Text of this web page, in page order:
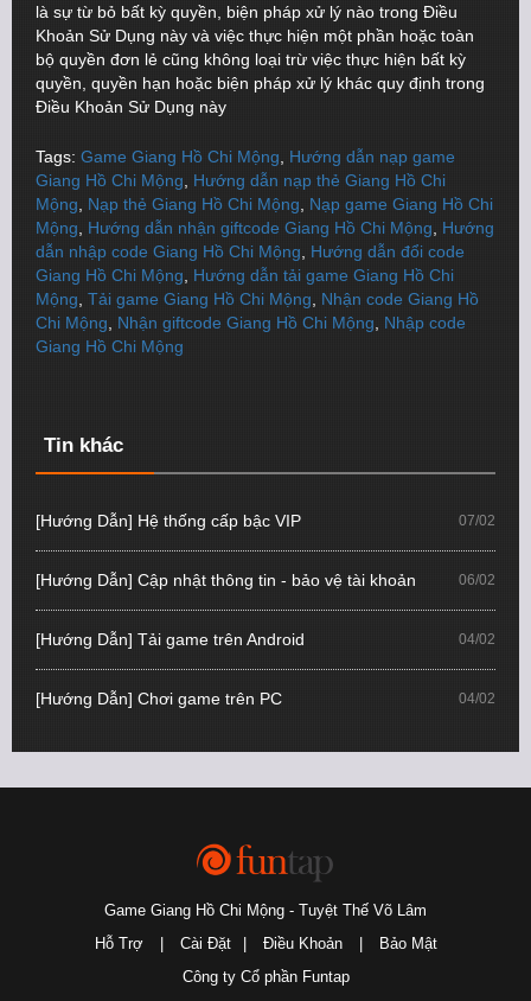
là sự từ bỏ bất kỳ quyền, biện pháp xử lý nào trong Điều
Khoản Sử Dụng này và việc thực hiện một phần hoặc toàn
bộ quyền đơn lẻ cũng không loại trừ việc thực hiện bất kỳ
quyền, quyền hạn hoặc biện pháp xử lý khác quy định trong
Điều Khoản Sử Dụng này
Tags: Game Giang Hồ Chi Mộng
Hướng dẫn nạp game
Giang Hồ Chi Mộng
Hướng dẫn nạp thẻ Giang Hồ Chi
Mộng
Nạp thẻ Giang Hồ Chi Mộng
Nạp game Giang Hồ Chi
Mộng
Hướng dẫn nhận giftcode Giang Hồ Chi Mộng
Hướng
dẫn nhập code Giang Hồ Chi Mộng
Hướng dẫn đổi code
Giang Hồ Chi Mộng
Hướng dẫn tải game Giang Hồ Chi
Mộng Tải game Giang Hồ Chi Mộng
Nhận code Giang Hồ
Chi Mộng
Nhận giftcode Giang Hồ Chi Mộng
Nhập code
Giang Hồ Chi Mộng
Tin khác
[Hướng Dẫn] Hệ thống cấp bậc VIP 07/02
[Hướng Dẫn] Cập nhật thông tin - bảo vệ tài khoản 06/02
[Hướng Dẫn] Tải game trên Android 04/02
[Hướng Dẫn] Chơi game trên PC 04/02
Game Giang Hồ Chi Mộng - Tuyệt Thế Võ Lâm
Hỗ Trợ
Cài Đặt Điều Khoản
Bảo Mật
Công ty Cổ phần Funtap